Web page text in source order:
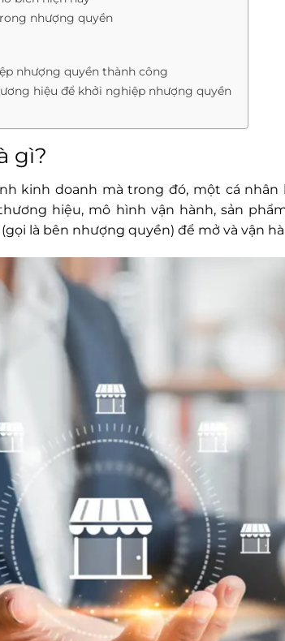
nhượng quyền
nhượng quyền thành công
hiệu để khởi nghiệp nhượng quyền
gì?
kinh doanh mà trong đó, một cá
hiệu, mô hình vận hành, sản
là bên nhượng quyền) để mở và vận